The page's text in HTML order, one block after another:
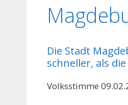
Die Stadt
schneller, als
Volksstimme